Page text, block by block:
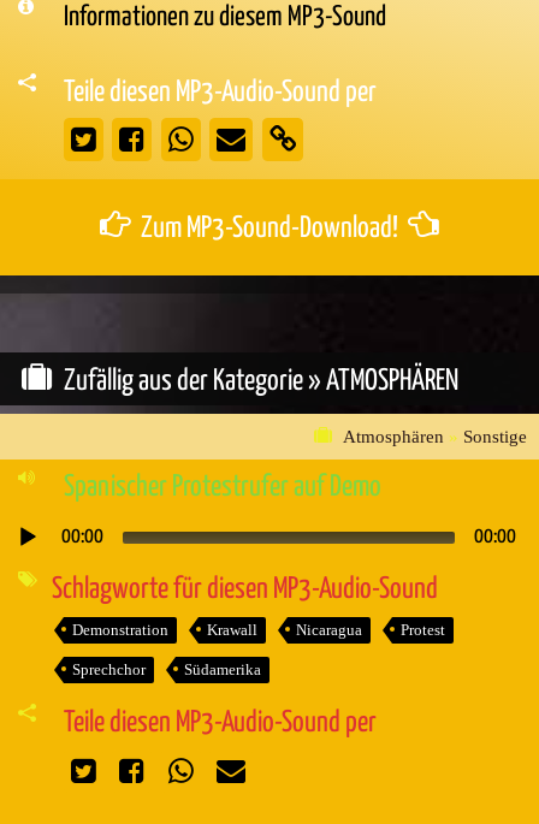
Informationen zu diesem MP3-Sound
Teile diesen MP3-Audio-Sound per
Zum MP3-Sound-Download!
Zufällig aus der Kategorie » ATMOSPHÄREN
Atmosphären » Sonstige
Spanischer Protestrufer auf Demo
Audio-
00:00 00:00
Schlagworte für diesen MP3-Audio-Sound
Demonstration Krawall Nicaragua Protest
Sprechchor Südamerika
Teile diesen MP3-Audio-Sound per